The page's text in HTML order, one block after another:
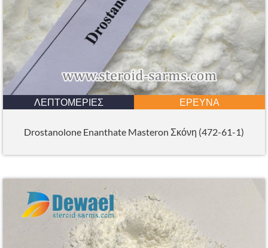
ΛΕΠΤΟΜΈΡΙΕΣ ΈΡΕΥΝΑ
Drostanolone Enanthate Masteron Σκόνη (472-61-1)